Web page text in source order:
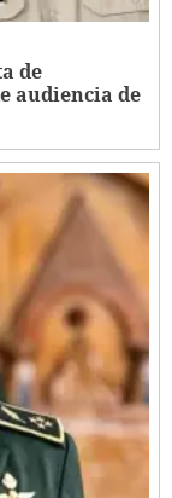
de
audiencia de